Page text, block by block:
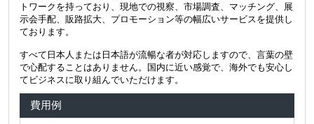
トワークを持っており、現地での視察、市場調査、マッチング、展
示会手配、販路拡大、プロモーション等の幅広いサービスを提供し
ております。
すべて日本人または日本語が流暢な者が対応しますので、言葉の壁
で心配することはありません。国内に近い感覚で、海外でも安心し
てビジネスに取り組んでいただけます。
費用例